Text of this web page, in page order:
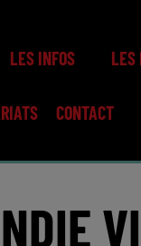
LES INFOS LES
CONTACT